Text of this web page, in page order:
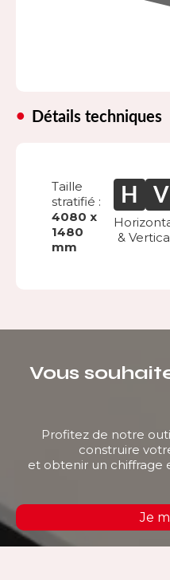
Détails techniques
Taille
stratifié :
4080 x
1480
mm
&
Vous
Profitez de notre
construire
et obtenir un chiffrage
Je